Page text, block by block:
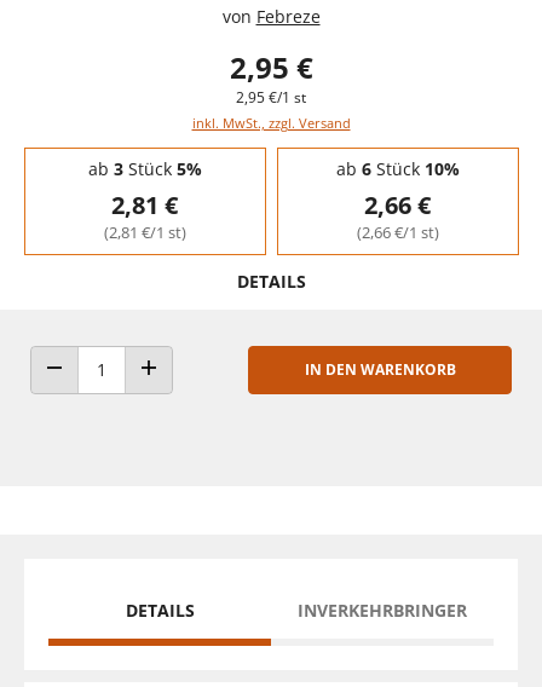
von Febreze
2,95 €
2,95 €/1 st
inkl. MwSt., zzgl. Versand
Staffelpreise - Mengenrabatt
ab 3Stück 5%
2,81 €
(2,81 €/1 st)
ab 6Stück 10%
2,66 €
(2,66 €/1 st)
DETAILS
ANZAHL VERRINGERNANZAHL ERHÖHEN
IN DEN WARENKORB
DETAILS INVERKEHRBRINGER